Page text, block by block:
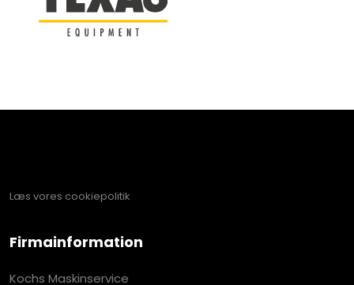
Læs vores cookiepolitik​
Firmainformation
Kochs Maskinservice